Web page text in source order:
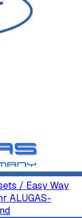
/ Easy Way
ALUGAS-